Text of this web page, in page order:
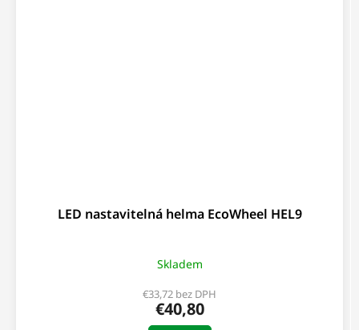
LED nastavitelná helma EcoWheel HEL9
Skladem
€33,72 bez DPH
€40,80